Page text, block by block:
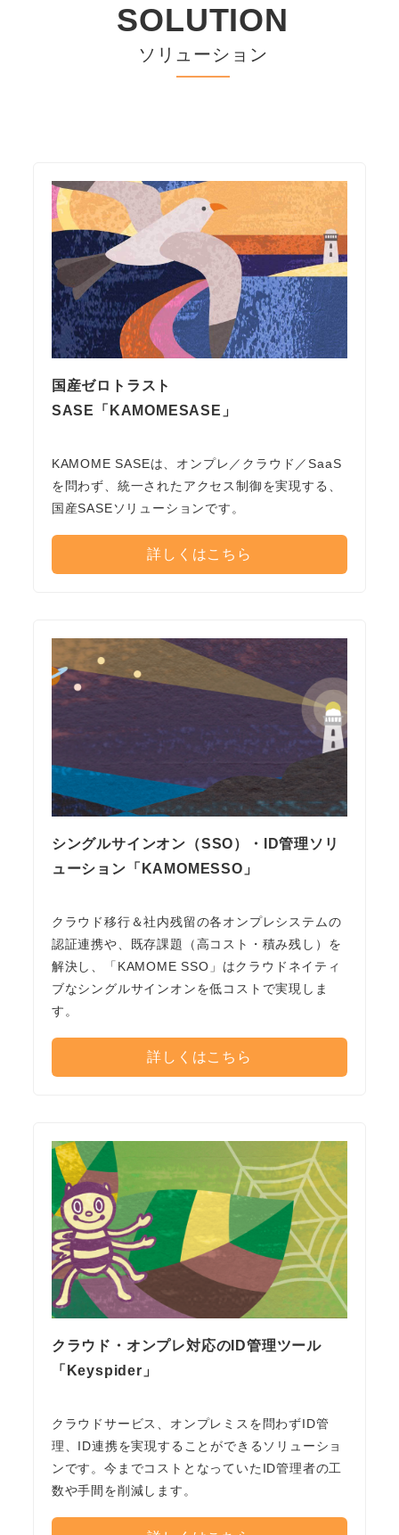
SOLUTION
ソリューション
国産ゼロトラスト
SASE「KAMOMESASE」
KAMOME SASEは、オンプレ／クラウド／SaaS
を問わず、統一されたアクセス制御を実現する、
国産SASEソリューションです。
詳しくはこちら
シングルサインオン（SSO）・ID管理ソリ
ューション「KAMOMESSO」
クラウド移行＆社内残留の各オンプレシステムの
認証連携や、既存課題（高コスト・積み残し）を
解決し、「KAMOME SSO」はクラウドネイティ
ブなシングルサインオンを低コストで実現しま
す。
詳しくはこちら
クラウド・オンプレ対応のID管理ツール
「Keyspider」
クラウドサービス、オンプレミスを問わずID管
理、ID連携を実現することができるソリューショ
ンです。今までコストとなっていたID管理者の工
数や手間を削減します。